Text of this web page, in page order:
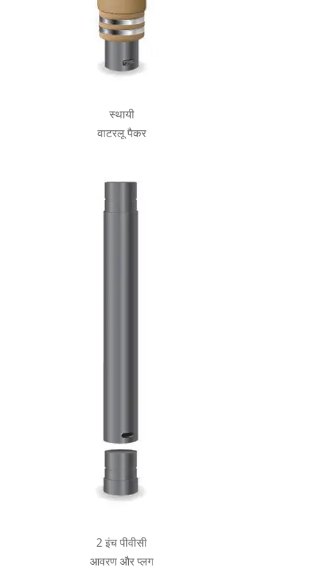
स्थायी
वाटरलू पैकर
2 इंच पीवीसी
आवरण और प्लग